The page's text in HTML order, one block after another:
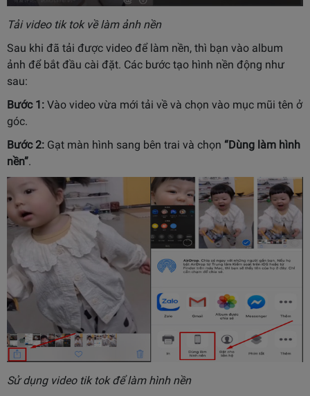
Tải video tik tok về làm ảnh nền
Sau khi đã tải được video để làm nền, thì bạn vào album
ảnh để bắt đầu cài đặt. Các bước tạo hình nền động như
sau:
Bước 1: Vào video vừa mới tải về và chọn vào mục mũi tên ở
góc.
Bước 2: Gạt màn hình sang bên trai và chọn “Dùng làm hình
nền”.
Sử dụng video tik tok để làm hình nền